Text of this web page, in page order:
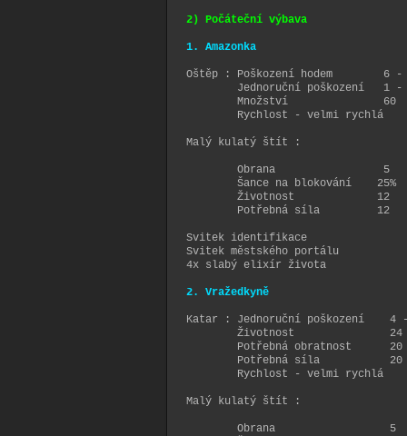
2) Počáteční výbava
1. Amazonka
Oštěp : Poškození hodem 6 -
Jednoruční poškození 1 -
Množství 60
Rychlost - velmi rychlá
Malý kulatý štít :
Obrana 5
Šance na blokování 25%
Životnost 12
Potřebná síla 12
Svitek identifikace
Svitek městského portálu
4x slabý elixír života
2. Vražedkyně
Katar : Jednoruční poškození 4
Životnost 24
Potřebná obratnost 20
Potřebná síla 20
Rychlost - velmi rychlá
Malý kulatý štít :
Obrana 5